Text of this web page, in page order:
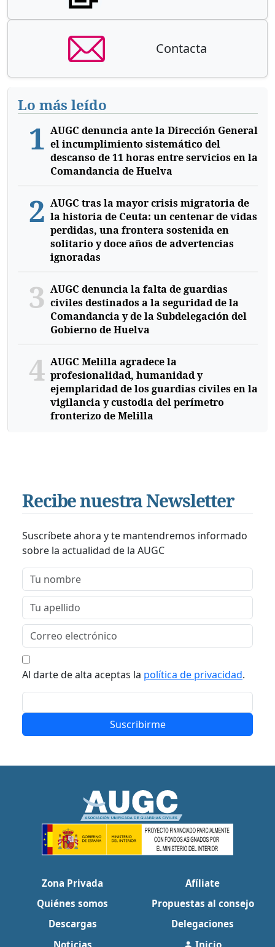
Contacta
Lo más leído
1 AUGC denuncia ante la Dirección General
el incumplimiento sistemático del
descanso de 11 horas entre servicios en la
Comandancia de Huelva
2 AUGC tras la mayor crisis migratoria de
la historia de Ceuta: un centenar de vidas
perdidas, una frontera sostenida en
solitario y doce años de advertencias
ignoradas
3 AUGC denuncia la falta de guardias
civiles destinados a la seguridad de la
Comandancia y de la Subdelegación del
Gobierno de Huelva
4 AUGC Melilla agradece la
profesionalidad, humanidad y
ejemplaridad de los guardias civiles en la
vigilancia y custodia del perímetro
fronterizo de Melilla
Recibe nuestra Newsletter
Suscríbete ahora y te mantendremos informado
sobre la actualidad de la AUGC
Al darte de alta aceptas la política de privacidad.
Suscribirme
Zona Privada
Afíliate
Quiénes somos
Propuestas al consejo
Descargas
Delegaciones
Noticias
Inicio